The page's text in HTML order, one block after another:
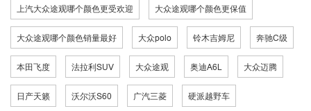
上汽大众途观哪个颜色更受欢迎 大众途观哪个颜色更保值
大众途观哪个颜色销量最好 大众polo 铃木吉姆尼 奔驰C级
本田飞度 法拉利SUV 大众途观 奥迪A6L 大众迈腾
日产天籁 沃尔沃S60 广汽三菱 硬派越野车